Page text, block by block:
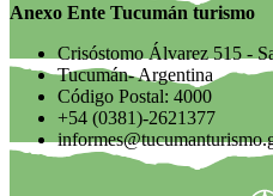
Anexo Ente Tucumán turismo
Crisóstomo Álvarez 515 -
Tucumán- Argentina
Código Postal: 4000
+54 (0381)-2621377